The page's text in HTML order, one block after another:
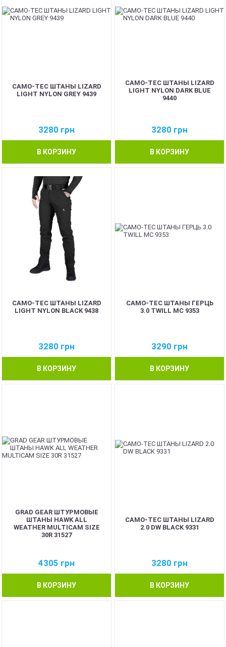
CAMO-TEC ШТАНЫ LIZARD
LIGHT NYLON GREY 9439
3280 грн
В КОРЗИНУ
CAMO-TEC ШТАНЫ LIZARD
LIGHT NYLON DARK BLUE
9440
3280 грн
В КОРЗИНУ
CAMO-TEC ШТАНЫ LIZARD
LIGHT NYLON BLACK 9438
3280 грн
В КОРЗИНУ
CAMO-TEC ШТАНЫ ГЕРЦЬ
3.0 TWILL MC 9353
3290 грн
В КОРЗИНУ
GRAD GEAR ШТУРМОВЫЕ
ШТАНЫ HAWK ALL
WEATHER MULTICAM SIZE
30R 31527
4305 грн
В КОРЗИНУ
CAMO-TEC ШТАНЫ LIZARD
2.0 DW BLACK 9331
3280 грн
В КОРЗИНУ